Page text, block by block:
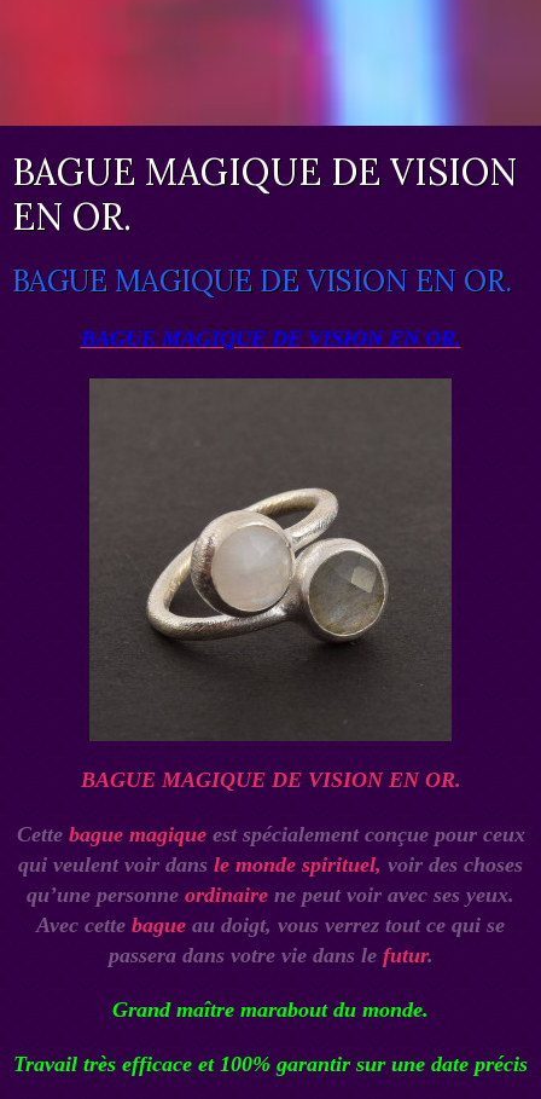
BAGUE MAGIQUE DE VISION
EN OR.
BAGUE MAGIQUE DE VISION EN OR.
BAGUE MAGIQUE DE VISION EN OR.
BAGUE MAGIQUE DE VISION EN OR.
Cette bague magique est spécialement conçue pour ceux
qui veulent voir dans le monde spirituel, voir des choses
qu’une personne ordinaire ne peut voir avec ses yeux.
Avec cette bague au doigt, vous verrez tout ce qui se
passera dans votre vie dans le futur.
Grand maître marabout du monde.
Travail très efficace et 100% garantir sur une date précis